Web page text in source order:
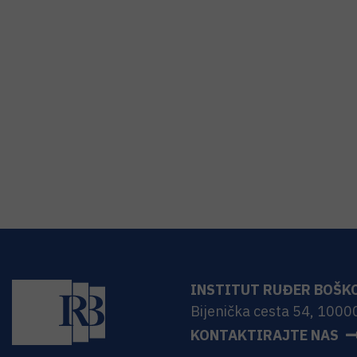
INSTITUT RUĐER
Bijenička cesta 54,
KONTAKTIRAJTE NAS